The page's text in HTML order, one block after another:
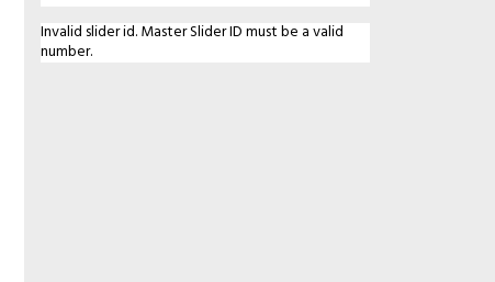
Invalid slider id. Master Slider ID must be a valid
number.